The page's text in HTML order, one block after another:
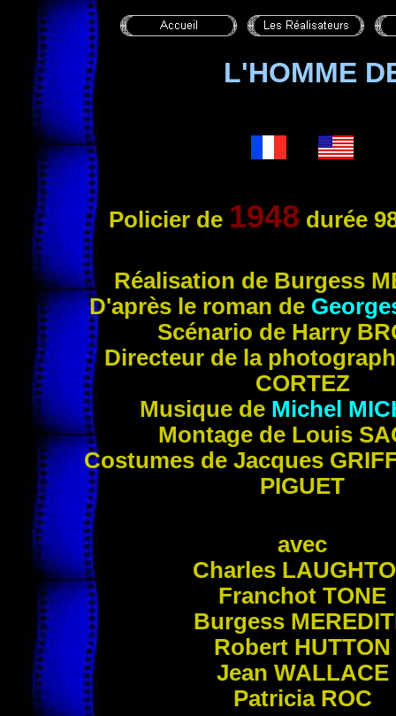
L'HOMME
Policierde 1948 durée
Réalisation de Burgess
D'après le roman de
Scénario de Harry
Directeur de la
CORTEZ
Musique de Michel
Montage de Louis
Costumes de Jacques
PIGUET
avec
Charles
Franchot TONE
Burgess
Robert HUTTON
Jean WALLACE
Patricia ROC